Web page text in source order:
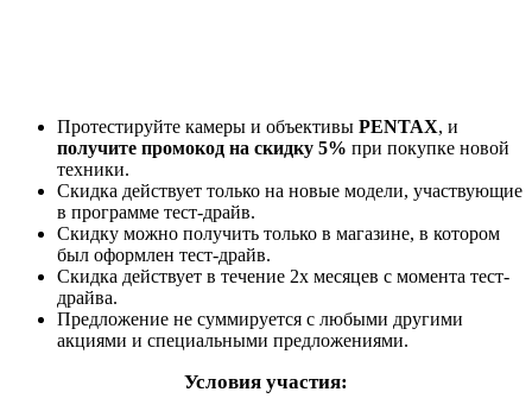
Протестируйте камеры и объективы PENTAX, и
получите промокод на скидку 5% при покупке новой
техники.
Скидка действует только на новые модели, участвующие
в программе тест-драйв.
Скидку можно получить только в магазине, в котором
был оформлен тест-драйв.
Скидка действует в течение 2х месяцев с момента тест-
драйва.
Предложение не суммируется с любыми другими
акциями и специальными предложениями.
Условия участия: